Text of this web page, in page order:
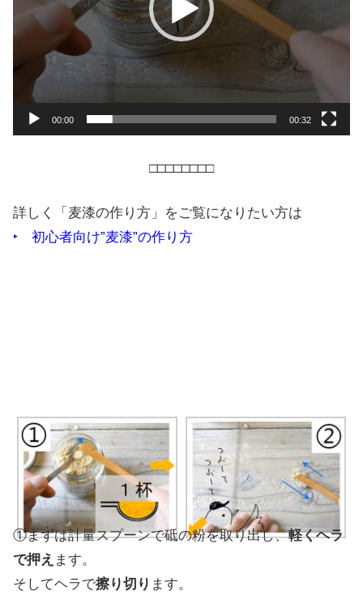
ー
00:00 00:32
□□□□□□□□
詳しく「麦漆の作り方」をご覧になりたい方は
‣ 初心者向け”麦漆”の作り方
①まずは計量スプーンで砥の粉を取り出し、軽くヘラ
で押え ます。
そしてヘラで擦り切り ます。